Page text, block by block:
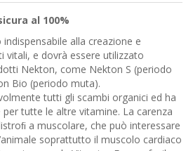
al 100%
alla creazione e
vitali, e dovrà essere utilizzato
Nekton, come Nekton S (periodo
Bio (periodo muta).
tutti gli scambi organici ed ha
tutte le altre vitamine. La carenza
a muscolare, che può interessare
soprattutto il muscolo cardiaco